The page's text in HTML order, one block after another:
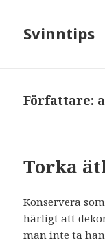
Svinntips
Författare:
Torka
Konservera
härligt att
man inte ta